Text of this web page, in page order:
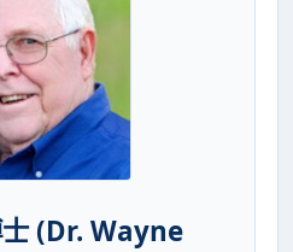
士 (Dr. Wayne